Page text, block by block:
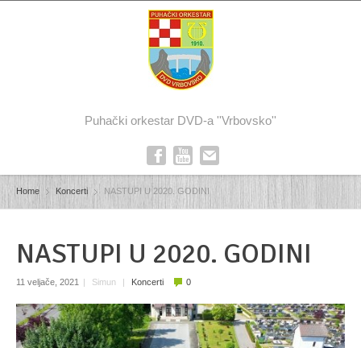
Puhački orkestar DVD-a ''Vrbovsko''
Home Koncerti NASTUPI U 2020. GODINI
NASTUPI U 2020. GODINI
11 veljače, 2021 | Simun | Koncerti 0